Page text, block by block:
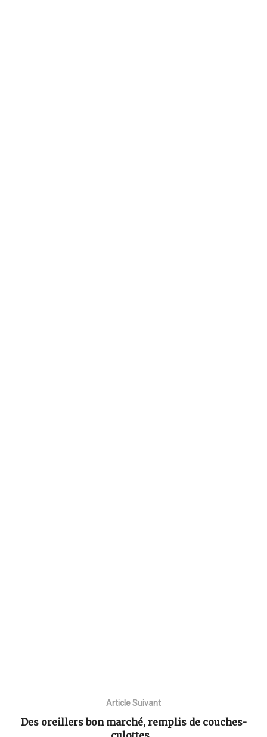
Article Suivant
Des oreillers bon marché, remplis de couches-